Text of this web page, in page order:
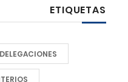
ETIQUETAS
DELEGACIONES